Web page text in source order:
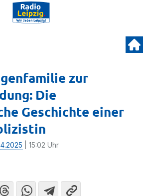
zur
Die
Geschichte einer
| 15:02 Uhr